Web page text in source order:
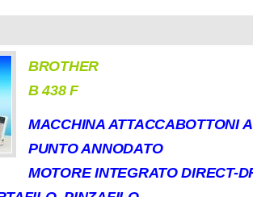
BROTHER
B 438 F
MACCHINA ATTACCABOTTONI
PUNTO ANNODATO
MOTORE INTEGRATO DIRECT-